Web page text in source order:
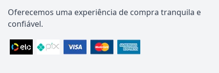
Oferecemos uma experiência de compra tranquila e
confiável.